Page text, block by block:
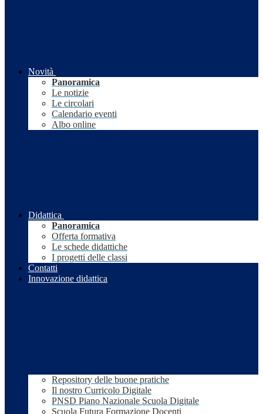
Novità
Panoramica
Le notizie
Le circolari
Calendario eventi
Albo online
Didattica
Panoramica
Offerta formativa
Le schede didattiche
I progetti delle classi
Contatti
Innovazione didattica
Repository delle buone pratiche
Il nostro Curricolo Digitale
PNSD Piano Nazionale Scuola Digitale
Scuola Futura Formazione Docenti